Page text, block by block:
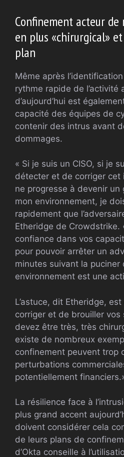
Confinement acteur de
en plus «chirurgical»
plan
Même après
rythme rapide de l’activité
d’aujourd’hui est
capacité des équipes de
contenir des intrus avant
dommages.
« Si je suis un CISO, si je
détecter et de corriger cet
ne progresse à devenir un
mon environnement, je
rapidement que
Etheridge de Crowdstrike.
confiance dans vos
pour pouvoir arrêter un
minutes suivant la puciner
environnement est une
L’astuce, dit Etheridge,
corriger et de brouiller vos
devez être très, très
existe de nombreux
confinement peuvent trop
perturbations
potentiellement
La résilience face à
plus grand accent
doivent considérer cela
de leurs plans de
d’Okta conseille à